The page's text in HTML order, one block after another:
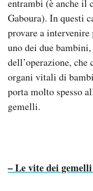
entrambi (è anche il
Gaboura). In questi
provare a
uno dei due
dell’operazione,
organi vitali di
porta molto spesso
gemelli.
– Le vite dei